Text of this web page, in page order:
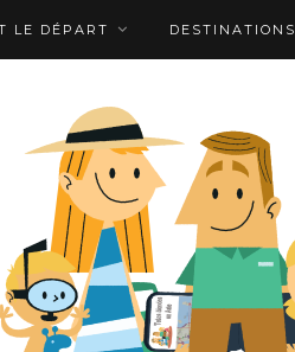
LE DÉPART DESTINATIONS